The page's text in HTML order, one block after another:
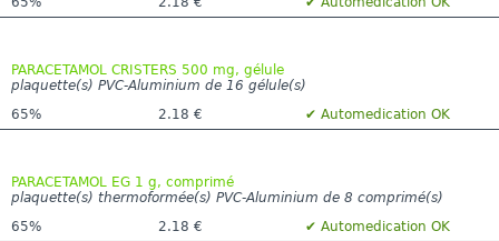
PARACETAMOL CRISTERS 500 mg, gélule
plaquette(s) PVC-Aluminium de 16 gélule(s)
65%
2.18 € ✔ Automedication OK
PARACETAMOL EG 1 g, comprimé
plaquette(s) thermoformée(s) PVC-Aluminium de 8 comprimé(s)
65%
2.18 € ✔ Automedication OK